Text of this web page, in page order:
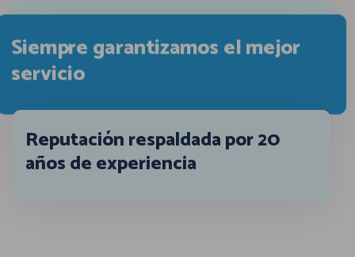
Siempre garantizamos el mejor
servicio
Reputación respaldada por 20
años de experiencia